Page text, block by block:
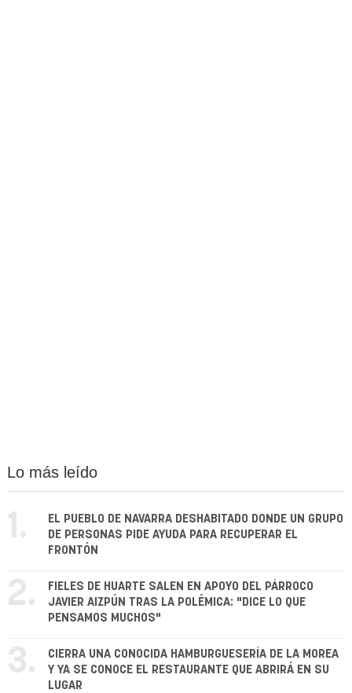
Lo más leído
1.
EL PUEBLO DE NAVARRA DESHABITADO DONDE UN GRUPO
DE PERSONAS PIDE AYUDA PARA RECUPERAR EL
FRONTÓN
2.
FIELES DE HUARTE SALEN EN APOYO DEL PÁRROCO
JAVIER AIZPÚN TRAS LA POLÉMICA: "DICE LO QUE
PENSAMOS MUCHOS"
3.
CIERRA UNA CONOCIDA HAMBURGUESERÍA DE LA MOREA
Y YA SE CONOCE EL RESTAURANTE QUE ABRIRÁ EN SU
LUGAR